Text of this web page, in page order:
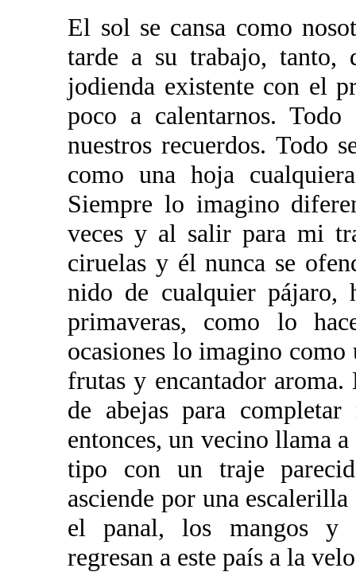
El sol se cansa como
tarde a su trabajo, tanto,
jodienda existente con el
poco a calentarnos.
nuestros recuerdos. Todo
como una hoja
Siempre lo imagino
veces y al salir para mi
ciruelas y él nunca se
nido de cualquier pájaro,
primaveras, como lo
ocasiones lo imagino como
frutas y encantador
de abejas para completar
entonces, un vecino llama
tipo con un traje
asciende por una
el panal, los mangos y
regresan a este país a la